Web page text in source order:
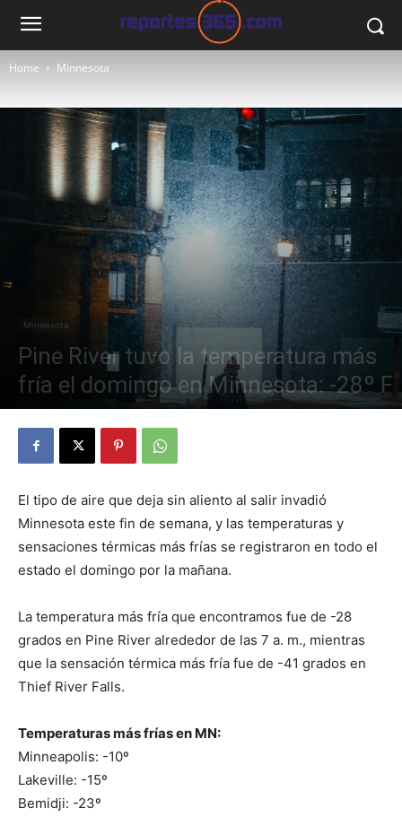
Home Minnesota
Minnesota
Pine River tuvo la temperatura más
fría el domingo en Minnesota: -28º F
By Julio Valdez - diciembre 14, 2025 20
El tipo de aire que deja sin aliento al salir invadió
Minnesota este fin de semana, y las temperaturas y
sensaciones térmicas más frías se registraron en todo el
estado el domingo por la mañana.
La temperatura más fría que encontramos fue de -28
grados en Pine River alrededor de las 7 a. m., mientras
que la sensación térmica más fría fue de -41 grados en
Thief River Falls.
Temperaturas más frías en MN:
Minneapolis: -10º
Lakeville: -15º
Bemidji: -23º